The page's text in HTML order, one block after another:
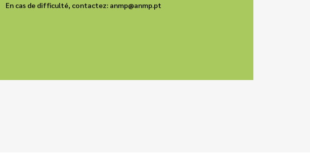
En cas de difficulté, contactez: anmp@anmp.pt